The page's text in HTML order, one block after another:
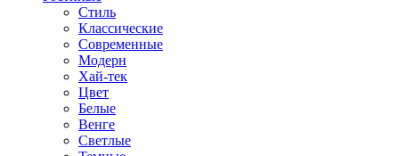
Стиль
Классические
Современные
Модерн
Хай-тек
Цвет
Белые
Венге
Светлые